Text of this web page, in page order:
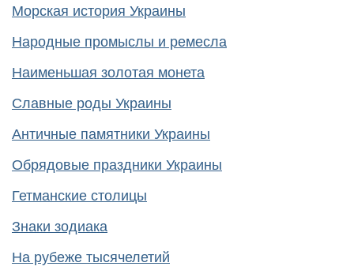
Морская история Украины
Народные промыслы и ремесла
Наименьшая золотая монета
Славные роды Украины
Античные памятники Украины
Обрядовые праздники Украины
Гетманские столицы
Знаки зодиака
На рубеже тысячелетий